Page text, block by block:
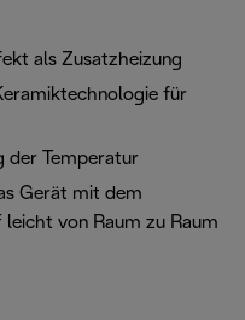
als Zusatzheizung
für
der Temperatur
Gerät mit dem
von Raum zu Raum